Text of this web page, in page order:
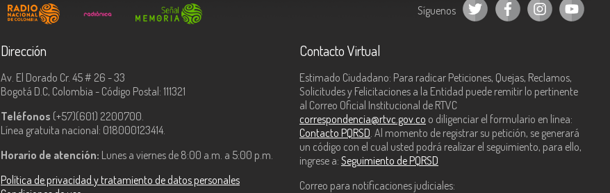
Síguenos
Dirección
Av. El Dorado Cr. 45 # 26 - 33
Bogotá D.C, Colombia - Código Postal: 111321
Teléfonos (+57)(601) 2200700.
Línea gratuita nacional: 018000123414.
Horario de atención: Lunes a viernes de 8:00 a.m. a 5:00 p.m.
Política de privacidad y tratamiento de datos personales
Contacto Virtual
Estimado Ciudadano: Para radicar Peticiones, Quejas, Reclamos,
Solicitudes y Felicitaciones a la Entidad puede remitir lo pertinente
al Correo Oficial Institucional de RTVC
correspondencia@rtvc.gov.co o diligenciar el formulario en línea:
Contacto PQRSD . Al momento de registrar su petición, se generará
un código con el cual usted podrá realizar el seguimiento, para ello,
ingrese a: Seguimiento de PQRSD
Correo para notificaciones judiciales: